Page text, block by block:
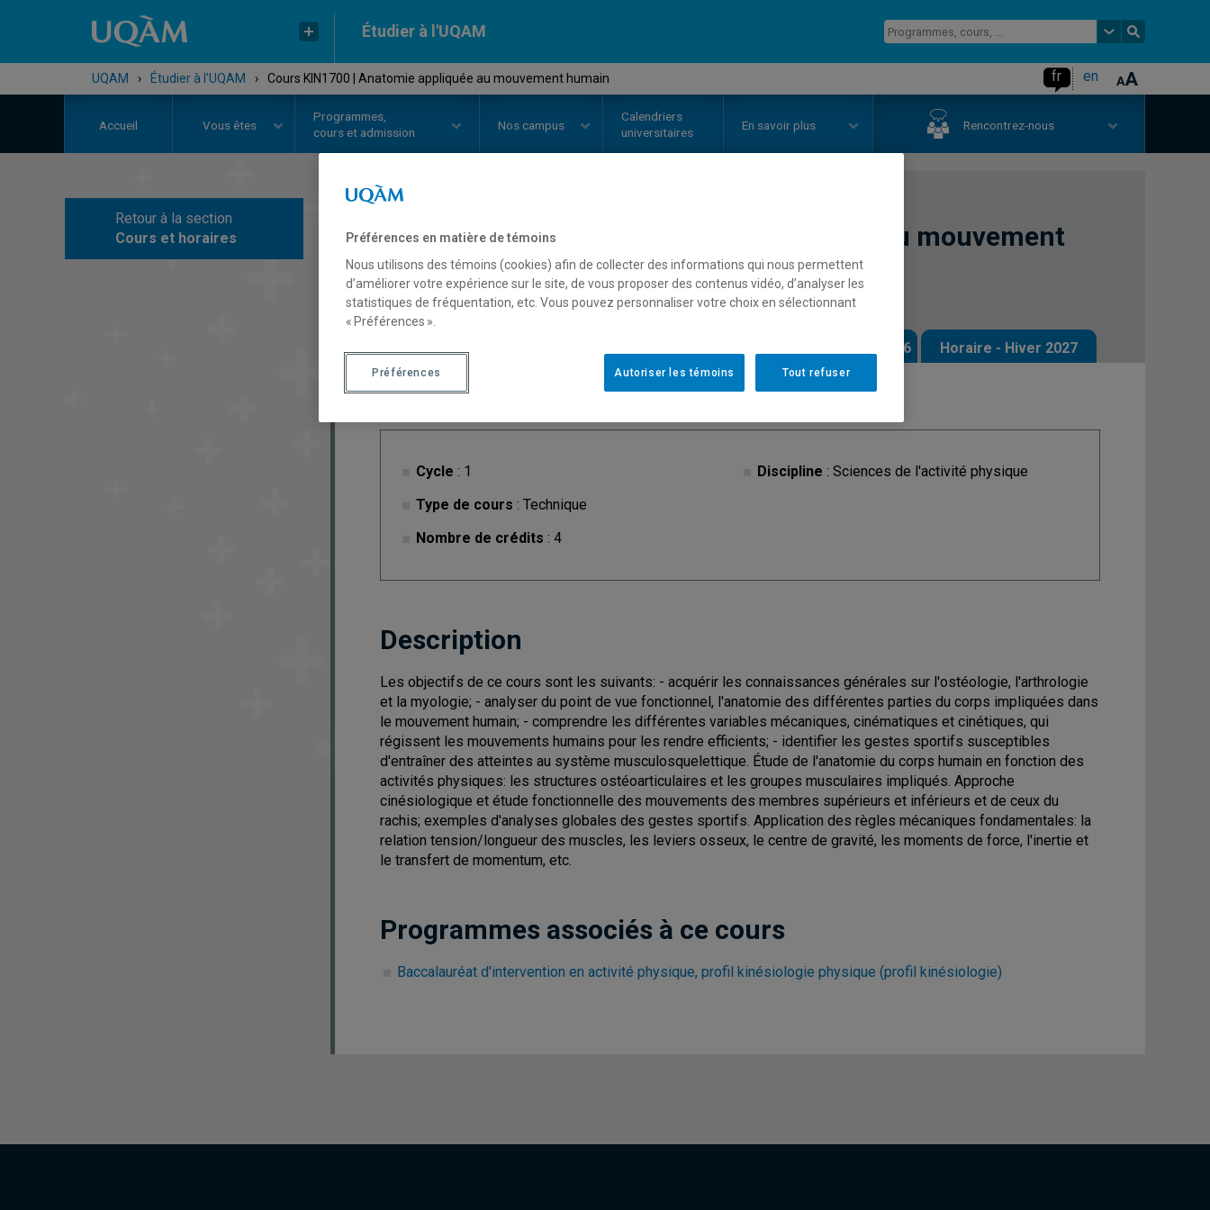
Étudier à l'UQAM
UQAM › Étudier à l'UQAM › Cours KIN1700 | Anatomie appliquée au mouvement humain fr en
Accueil Vous êtes
Programmes,
cours et admission
Nos campus
Calendriers
universitaires
En savoir plus Rencontrez-nous
Retour à la section
Cours et horaires
COURS// KIN1700
Anatomie appliquée au mouvement
humain
Description Horaire - Automne 2026 Horaire - Hiver 2027
Cycle : 1
Type de cours : Technique
Nombre de crédits : 4
Discipline : Sciences de l'activité physique
Description
Les objectifs de ce cours sont les suivants: - acquérir les connaissances générales sur l'ostéologie, l'arthrologie
et la myologie; - analyser du point de vue fonctionnel, l'anatomie des différentes parties du corps impliquées dans
le mouvement humain; - comprendre les différentes variables mécaniques, cinématiques et cinétiques, qui
régissent les mouvements humains pour les rendre efficients; - identifier les gestes sportifs susceptibles
d'entraîner des atteintes au système musculosquelettique. Étude de l'anatomie du corps humain en fonction des
activités physiques: les structures ostéoarticulaires et les groupes musculaires impliqués. Approche
cinésiologique et étude fonctionnelle des mouvements des membres supérieurs et inférieurs et de ceux du
rachis; exemples d'analyses globales des gestes sportifs. Application des règles mécaniques fondamentales: la
relation tension/longueur des muscles, les leviers osseux, le centre de gravité, les moments de force, l'inertie et
le transfert de momentum, etc.
Programmes associés à ce cours
Baccalauréat d'intervention en activité physique, profil kinésiologie physique (profil kinésiologie)
Préférences en matière de témoins
Nous utilisons des témoins (cookies) afin de collecter des informations qui nous permettent
d’améliorer votre expérience sur le site, de vous proposer des contenus vidéo, d’analyser les
statistiques de fréquentation, etc. Vous pouvez personnaliser votre choix en sélectionnant
« Préférences ».
Tout refuser
Autoriser les témoins
Préférences